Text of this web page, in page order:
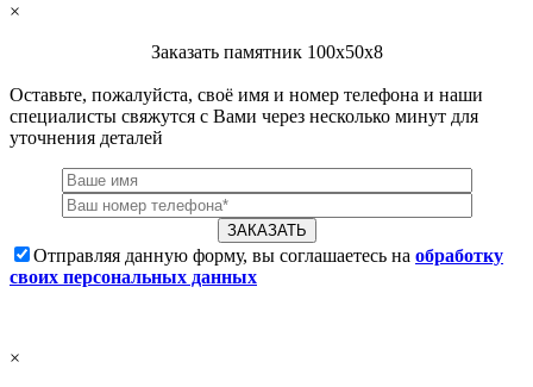
×
Заказать памятник 100х50х8
Оставьте, пожалуйста, своё имя и номер телефона и наши
специалисты свяжутся с Вами через несколько минут для
уточнения деталей
Отправляя данную форму, вы соглашаетесь на обработку
своих персональных данных
×